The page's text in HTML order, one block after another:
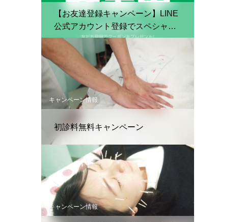
【お友達登録キャンペーン】LINE
公式アカウント登録でスペシャル
クーポン配布中！
キャンペーン情報
初診料無料キャンペーン
キャンペーン情報